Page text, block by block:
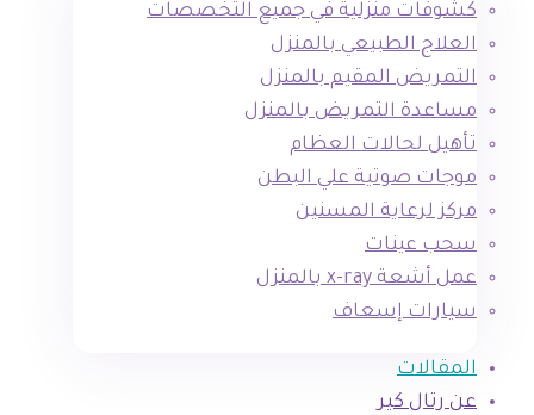
كشوفات منزلية في جميع التخصصات
العلاج الطبيعي بالمنزل
التمريض المقيم بالمنزل
مساعدة التمريض بالمنزل
تأهيل لحالات العظام
موجات صوتية علي البطن
مركز لرعاية المسنين
سحب عينات
عمل أشعة x-ray بالمنزل
سيارات إسعاف
المقالات
عن رتال كير